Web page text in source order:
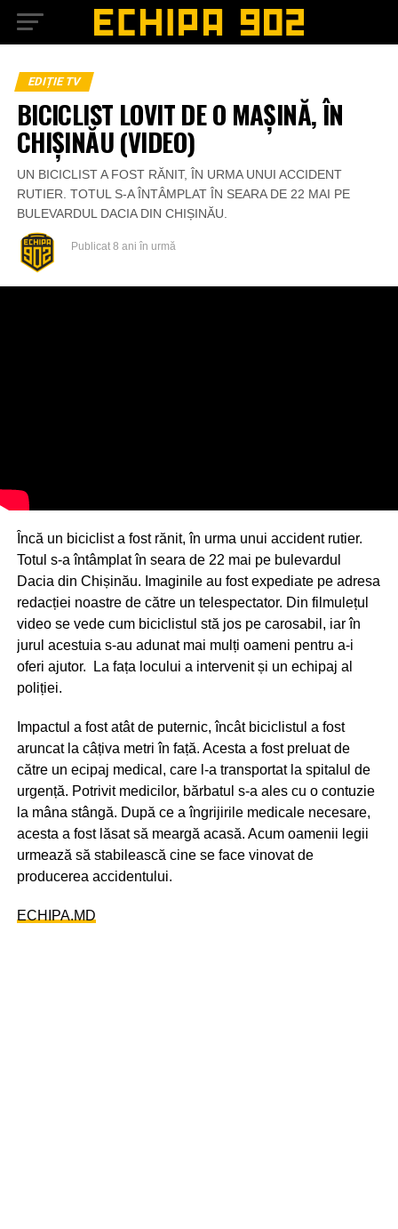
EDIȚIE TV
BICICLIST LOVIT DE O MAȘINĂ, ÎN
CHIȘINĂU (VIDEO)
UN BICICLIST A FOST RĂNIT, ÎN URMA UNUI ACCIDENT
RUTIER. TOTUL S-A ÎNTÂMPLAT ÎN SEARA DE 22 MAI PE
BULEVARDUL DACIA DIN CHIȘINĂU.
Publicat 8 ani în urmă
Încă un biciclist a fost rănit, în urma unui accident rutier.
Totul s-a întâmplat în seara de 22 mai pe bulevardul
Dacia din Chișinău. Imaginile au fost expediate pe adresa
redacției noastre de către un telespectator. Din filmulețul
video se vede cum biciclistul stă jos pe carosabil, iar în
jurul acestuia s-au adunat mai mulți oameni pentru a-i
oferi ajutor. La fața locului a intervenit și un echipaj al
poliției.
Impactul a fost atât de puternic, încât biciclistul a fost
aruncat la câțiva metri în față. Acesta a fost preluat de
către un ecipaj medical, care l-a transportat la spitalul de
urgență. Potrivit medicilor, bărbatul s-a ales cu o contuzie
la mâna stângă. După ce a îngrijirile medicale necesare,
acesta a fost lăsat să meargă acasă. Acum oamenii legii
urmează să stabilească cine se face vinovat de
producerea accidentului.
ECHIPA.MD